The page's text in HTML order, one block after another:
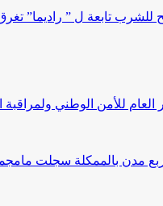
للشرب تابعة ل ” راديما”
العام للأمن الوطني